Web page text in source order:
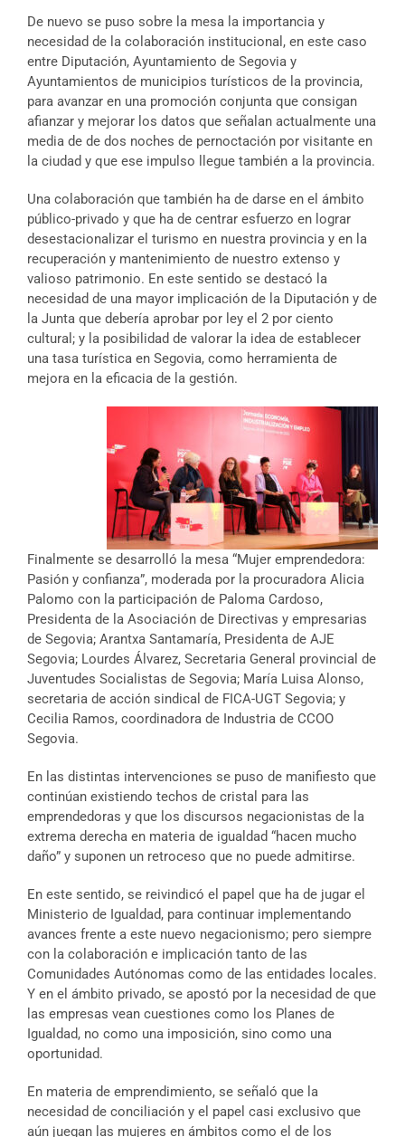
De nuevo se puso sobre la mesa la importancia y
necesidad de la colaboración institucional, en este caso
entre Diputación, Ayuntamiento de Segovia y
Ayuntamientos de municipios turísticos de la provincia,
para avanzar en una promoción conjunta que consigan
afianzar y mejorar los datos que señalan actualmente una
media de de dos noches de pernoctación por visitante en
la ciudad y que ese impulso llegue también a la provincia.
Una colaboración que también ha de darse en el ámbito
público-privado y que ha de centrar esfuerzo en lograr
desestacionalizar el turismo en nuestra provincia y en la
recuperación y mantenimiento de nuestro extenso y
valioso patrimonio. En este sentido se destacó la
necesidad de una mayor implicación de la Diputación y de
la Junta que debería aprobar por ley el 2 por ciento
cultural; y la posibilidad de valorar la idea de establecer
una tasa turística en Segovia, como herramienta de
mejora en la eficacia de la gestión.
Finalmente se desarrolló la mesa “Mujer emprendedora:
Pasión y confianza”, moderada por la procuradora Alicia
Palomo con la participación de Paloma Cardoso,
Presidenta de la Asociación de Directivas y empresarias
de Segovia; Arantxa Santamaría, Presidenta de AJE
Segovia; Lourdes Álvarez, Secretaria General provincial de
Juventudes Socialistas de Segovia; María Luisa Alonso,
secretaria de acción sindical de FICA-UGT Segovia; y
Cecilia Ramos, coordinadora de Industria de CCOO
Segovia.
En las distintas intervenciones se puso de manifiesto que
continúan existiendo techos de cristal para las
emprendedoras y que los discursos negacionistas de la
extrema derecha en materia de igualdad “hacen mucho
daño” y suponen un retroceso que no puede admitirse.
En este sentido, se reivindicó el papel que ha de jugar el
Ministerio de Igualdad, para continuar implementando
avances frente a este nuevo negacionismo; pero siempre
con la colaboración e implicación tanto de las
Comunidades Autónomas como de las entidades locales.
Y en el ámbito privado, se apostó por la necesidad de que
las empresas vean cuestiones como los Planes de
Igualdad, no como una imposición, sino como una
oportunidad.
En materia de emprendimiento, se señaló que la
necesidad de conciliación y el papel casi exclusivo que
aún juegan las mujeres en ámbitos como el de los